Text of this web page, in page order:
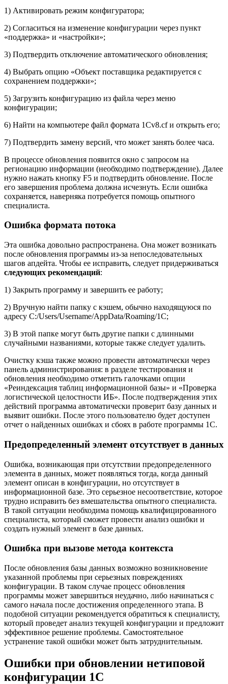
1) Активировать режим конфигуратора;
2) Согласиться на изменение конфигурации через пункт
«поддержка» и «настройки»;
3) Подтвердить отключение автоматического обновления;
4) Выбрать опцию «Объект поставщика редактируется с
сохранением поддержки»;
5) Загрузить конфигурацию из файла через меню
конфигурации;
6) Найти на компьютере файл формата 1Cv8.cf и открыть его;
7) Подтвердить замену версий, что может занять более часа.
В процессе обновления появится окно с запросом на
регионацию информации (необходимо подтверждение). Далее
нужно нажать кнопку F5 и подтвердить обновление. После
его завершения проблема должна исчезнуть. Если ошибка
сохраняется, наверняка потребуется помощь опытного
специалиста.
Ошибка формата потока
Эта ошибка довольно распространена. Она может возникать
после обновления программы из-за непоследовательных
шагов апдейта. Чтобы ее исправить, следует придерживаться
следующих рекомендаций:
1) Закрыть программу и завершить ее работу;
2) Вручную найти папку с кэшем, обычно находящуюся по
адресу C:/Users/Username/AppData/Roaming/1C;
3) В этой папке могут быть другие папки с длинными
случайными названиями, которые также следует удалить.
Очистку кэша также можно провести автоматически через
панель администрирования: в разделе тестирования и
обновления необходимо отметить галочками опции
«Реиндексация таблиц информационной базы» и «Проверка
логистической целостности ИБ». После подтверждения этих
действий программа автоматически проверит базу данных и
выявит ошибки. После этого пользователю будет доступен
отчет о найденных ошибках и сбоях в работе программы 1С.
Предопределенный элемент отсутствует в данных
Ошибка, возникающая при отсутствии предопределенного
элемента в данных, может появляться тогда, когда данный
элемент описан в конфигурации, но отсутствует в
информационной базе. Это серьезное несоответствие, которое
трудно исправить без вмешательства опытного специалиста.
В такой ситуации необходима помощь квалифицированного
специалиста, который сможет провести анализ ошибки и
создать нужный элемент в базе данных.
Ошибка при вызове метода контекста
После обновления базы данных возможно возникновение
указанной проблемы при серьезных повреждениях
конфигурации. В таком случае процесс обновления
программы может завершиться неудачно, либо начинаться с
самого начала после достижения определенного этапа. В
подобной ситуации рекомендуется обратиться к специалисту,
который проведет анализ текущей конфигурации и предложит
эффективное решение проблемы. Самостоятельное
устранение такой ошибки может быть затруднительным.
Ошибки при обновлении нетиповой
конфигурации 1С